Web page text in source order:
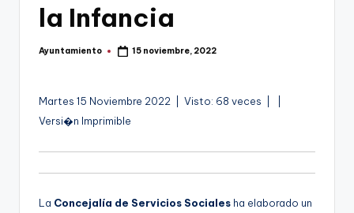
la Infancia
Publicado
Ayuntamiento 15 noviembre, 2022
Martes 15 Noviembre 2022 | Visto: 68 veces |
Versi�n Imprimible
La Concejalía de Servicios Sociales ha elaborado un